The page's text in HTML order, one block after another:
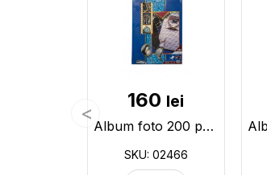
160 lei
Album foto 200 poze 10*15cm in cutie 02466
SKU: 02466